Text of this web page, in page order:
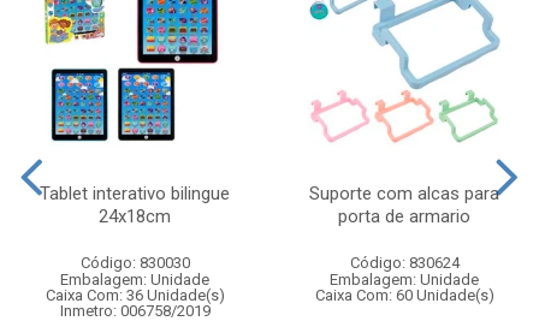
Tablet interativo bilingue
24x18cm
Código: 830030
Embalagem: Unidade
Caixa Com: 36 Unidade(s)
Inmetro: 006758/2019
Suporte com alcas para
porta de armario
Código: 830624
Embalagem: Unidade
Caixa Com: 60 Unidade(s)